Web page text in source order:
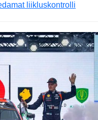
liikluskontrolli